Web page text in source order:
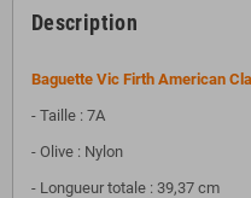
Description
Baguette Vic Firth American
- Taille : 7A
- Olive : Nylon
- Longueur totale : 39,37 cm